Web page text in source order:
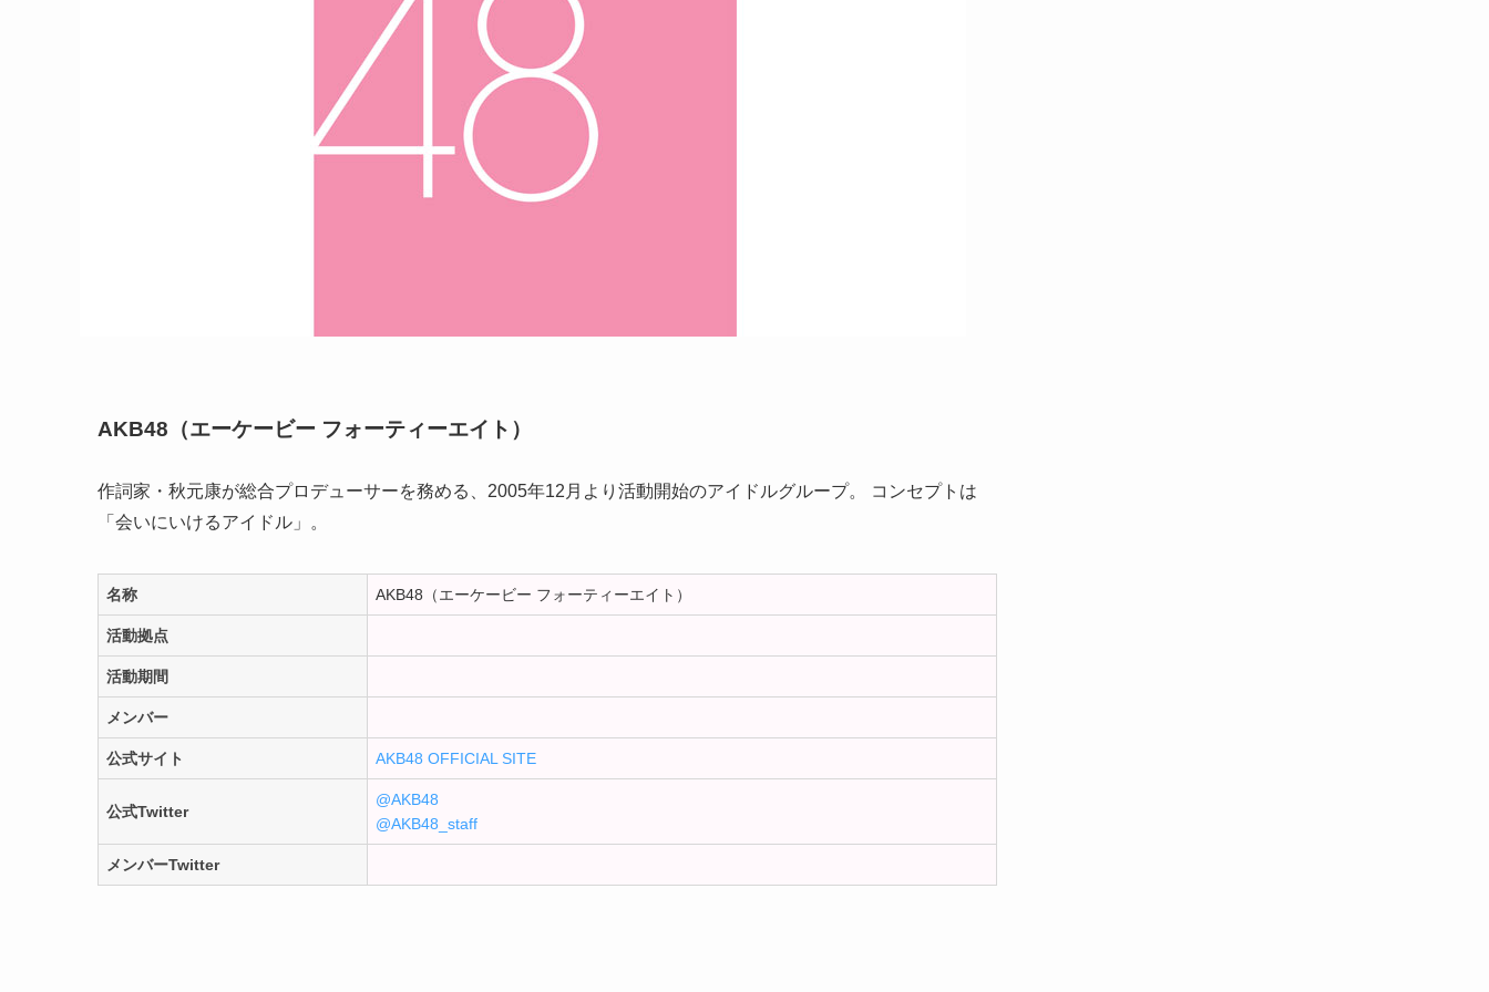
AKB48（エーケービー フォーティーエイト）
作詞家・秋元康が総合プロデューサーを務める、2005年12月より活動開始のアイドルグループ。 コンセプトは
「会いにいけるアイドル」。
名称 AKB48（エーケービー フォーティーエイト）
活動拠点
活動期間
メンバー
公式サイト AKB48 OFFICIAL SITE
公式Twitter
@AKB48
@AKB48_staff
メンバーTwitter